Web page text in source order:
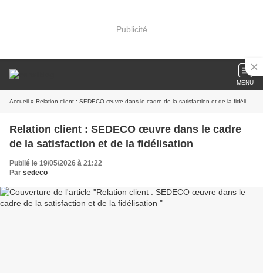
Publicité
MENU
Accueil » Relation client : SEDECO œuvre dans le cadre de la satisfaction et de la fidélisation
Relation client : SEDECO œuvre dans le cadre
de la satisfaction et de la fidélisation
Publié le 19/05/2026 à 21:22
Par sedeco